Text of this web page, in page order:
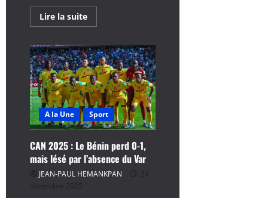
Lire la suiteEn
savoir
CAN
Maroc
2025
:
l’essentiel
de
la
première
journée
A la Une Sport
CAN 2025 : Le Bénin perd 0-1,
mais lésé par l’absence du Var
JEAN-PAUL HEMANKPAN
24
décembre 2025